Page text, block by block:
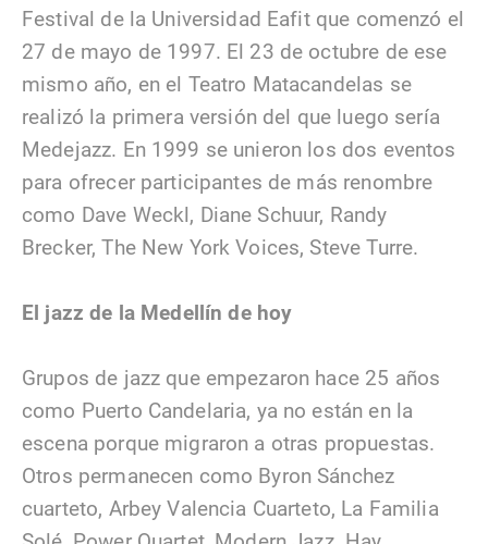
Festival de la Universidad Eafit que comenzó el
27 de mayo de 1997. El 23 de octubre de ese
mismo año, en el Teatro Matacandelas se
realizó la primera versión del que luego sería
Medejazz. En 1999 se unieron los dos eventos
para ofrecer participantes de más renombre
como Dave Weckl, Diane Schuur, Randy
Brecker, The New York Voices, Steve Turre.
El jazz de la Medellín de hoy
Grupos de jazz que empezaron hace 25 años
como Puerto Candelaria, ya no están en la
escena porque migraron a otras propuestas.
Otros permanecen como Byron Sánchez
cuarteto, Arbey Valencia Cuarteto, La Familia